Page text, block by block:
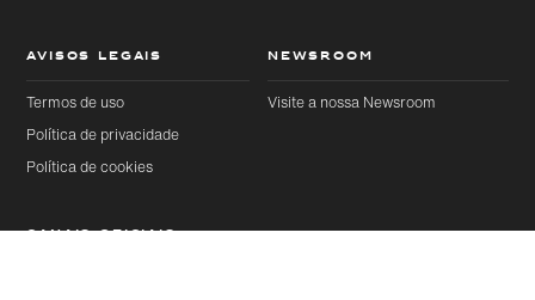
AVISOS LEGAIS
Termos de uso
Política de privacidade
Política de cookies
NEWSROOM
Visite a nossa Newsroom
CANAIS OFICIAIS